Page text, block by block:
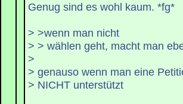
Genug sind es wohl kaum. *fg*
> >wenn man nicht
> > wählen geht, macht man
>
> genauso wenn man eine
> NICHT unterstützt